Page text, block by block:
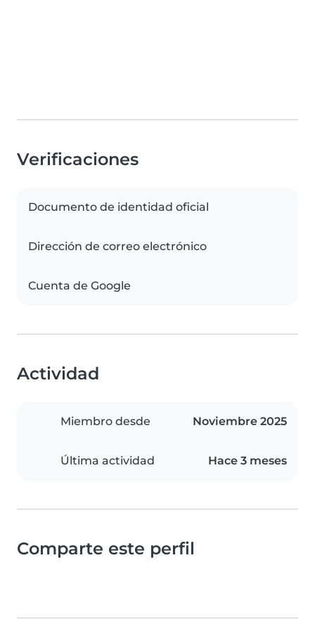
Verificaciones
Documento de identidad oficial
Dirección de correo electrónico
Cuenta de Google
Actividad
Miembro desde Noviembre 2025
Última actividad Hace 3 meses
Comparte este perfil